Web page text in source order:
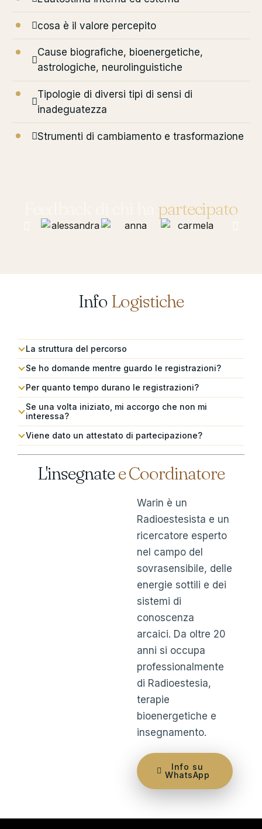
cosa è il valore percepito
Cause biografiche, bioenergetiche,
astrologiche, neurolinguistiche
Tipologie di diversi tipi di sensi di
inadeguatezza
Strumenti di cambiamento e trasformazione
partecipato
InfoLogistiche
La struttura del percorso
Se ho domande mentre guardo le registrazioni?
Per quanto tempo durano le registrazioni?
Se una volta iniziato, mi accorgo che non mi
interessa?
Viene dato un attestato di partecipazione?
L'insegnatee Coordinatore
Warin è un
Radioestesista e un
ricercatore esperto
nel campo del
sovrasensibile, delle
energie sottili e dei
sistemi di
conoscenza
arcaici. Da oltre 20
anni si occupa
professionalmente
di Radioestesia,
terapie
bioenergetiche e
insegnamento.
Info su
WhatsApp